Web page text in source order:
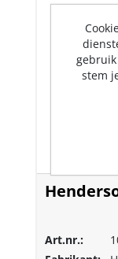
Art.nr.:
stem